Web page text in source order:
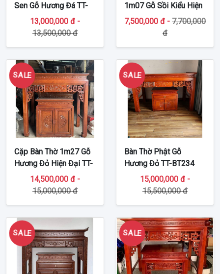
Sen Gỗ Hương Đá TT-
BT23513,000,000 đ -
13,500,000 đ
1m07 Gỗ Sồi Kiểu Hiện
Đại TT-BT239
7,500,000 đ - 7,700,000
đ
SALE
Cặp Bàn Thờ 1m27 Gỗ
Hương Đỏ Hiện Đại TT-
BT25414,500,000 đ -
15,000,000 đ
SALE
Bàn Thờ Phật Gỗ
Hương Đỏ TT-BT234
15,000,000 đ -
15,500,000 đ
SALE SALE